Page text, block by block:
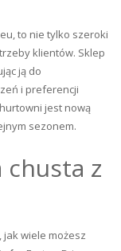
to nie tylko szeroki
klientów. Sklep
ją do
i preferencji
jest nową
sezonem.
chusta z
jak wiele możesz